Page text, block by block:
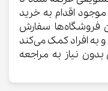
اقدام به خرید
فروشگاه‌ها سفارش
افراد کمک می‌کند
نیاز به مراجعه